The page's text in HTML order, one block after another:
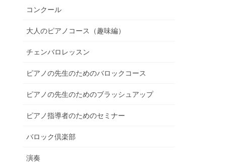
コンクール
大人のピアノコース（趣味編）
チェンバロレッスン
ピアノの先生のためのバロックコース
ピアノの先生のためのブラッシュアップ
ピアノ指導者のためのセミナー
バロック倶楽部
演奏